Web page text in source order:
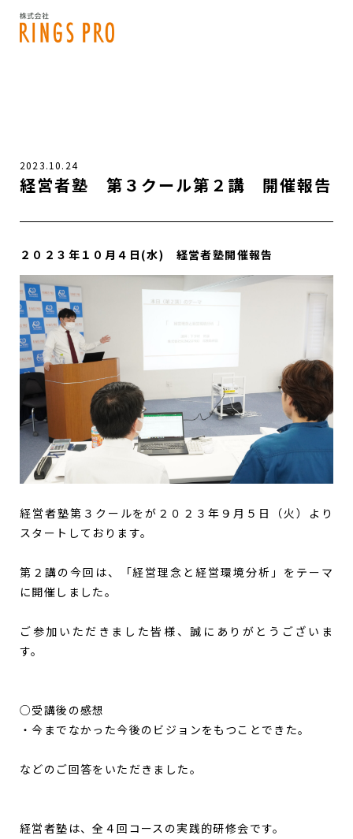
2023.10.24
経営者塾 第３クール第２講 開催報告
２０２３年１０月４日(水) 経営者塾開催報告
経営者塾第３クールをが２０２３年９月５日（火）より
スタートしております。
第２講の今回は、「経営理念と経営環境分析」をテーマ
に開催しました。
ご参加いただきました皆様、誠にありがとうございま
す。
○受講後の感想
・今までなかった今後のビジョンをもつことできた。
などのご回答をいただきました。
経営者塾は、全４回コースの実践的研修会です。